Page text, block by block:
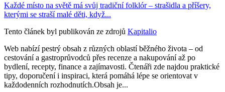
Každé místo na světě má svůj tradiční folklór – strašidla a příšery,
kterými se straší malé děti, když...
Tento článek byl publikován ze zdrojů Kapitalio
Web nabízí pestrý obsah z různých oblastí běžného života – od
cestování a gastroprůvodců přes recenze a nakupování až po
bydlení, recepty, finance a zajímavosti. Čtenáři zde najdou praktické
tipy, doporučení i inspiraci, která pomáhá lépe se orientovat v
každodenních rozhodnutích.Obsah je...